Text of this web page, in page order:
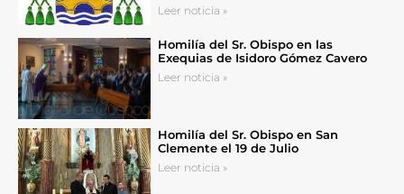
Leer noticia »
Homilía del Sr. Obispo en las
Exequias de Isidoro Gómez Cavero
Leer noticia »
Homilía del Sr. Obispo en San
Clemente el 19 de Julio
Leer noticia »